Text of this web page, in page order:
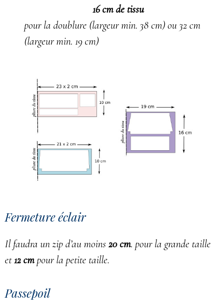
16 cm de tissu
pour la doublure (largeur min. 38 cm) ou 32 cm
(largeur min. 19 cm)
Fermeture éclair
Il faudra un zip d’au moins 20 cm. pour la grande taille
et12 cmpour la petite taille.
Passepoil